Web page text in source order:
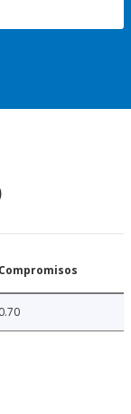
Compromisos
0.70